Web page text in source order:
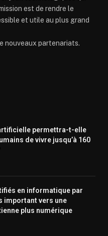
est de rendre le
et utile au plus grand
nouveaux partenariats.
permettra-t-elle
de vivre jusqu’à 160
en informatique par
important vers une
plus numérique